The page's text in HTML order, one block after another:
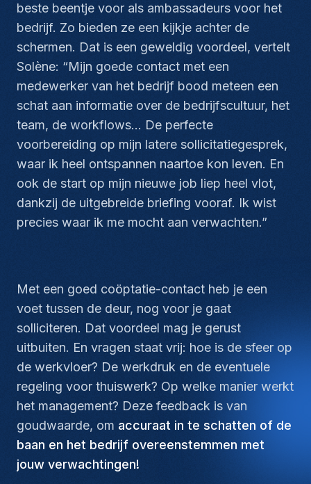
beste beentje voor als ambassadeurs voor het
bedrijf. Zo bieden ze een kijkje achter de
schermen. Dat is een geweldig voordeel, vertelt
Solène: “Mijn goede contact met een
medewerker van het bedrijf bood meteen een
schat aan informatie over de bedrijfscultuur, het
team, de workflows… De perfecte
voorbereiding op mijn latere sollicitatiegesprek,
waar ik heel ontspannen naartoe kon leven. En
ook de start op mijn nieuwe job liep heel vlot,
dankzij de uitgebreide briefing vooraf. Ik wist
precies waar ik me mocht aan verwachten.”
Met een goed coöptatie-contact heb je een
voet tussen de deur, nog voor je gaat
solliciteren. Dat voordeel mag je gerust
uitbuiten. En vragen staat vrij: hoe is de sfeer op
de werkvloer? De werkdruk en de eventuele
regeling voor thuiswerk? Op welke manier werkt
het management? Deze feedback is van
goudwaarde, om accuraat in te schatten of de
baan en het bedrijf overeenstemmen met
jouw verwachtingen!